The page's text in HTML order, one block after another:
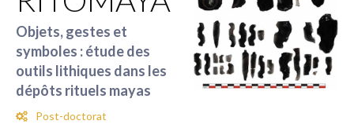
Objets, gestes et
symboles : étude des
outils lithiques dans les
dépôts rituels mayas
Post-doctorat